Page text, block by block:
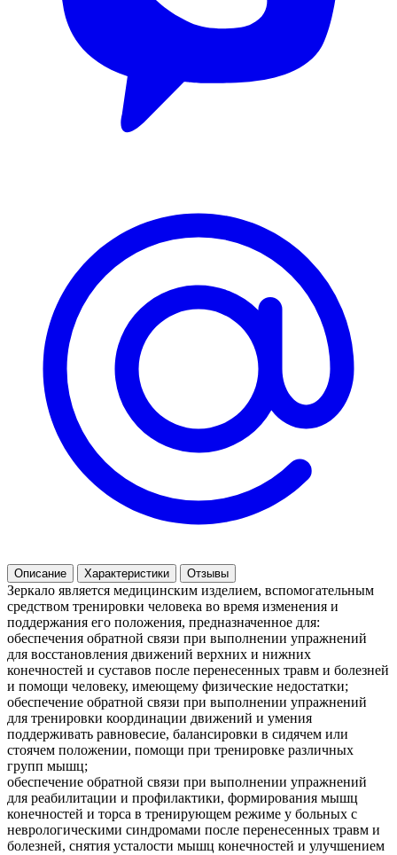
Описание Характеристики Отзывы
Зеркало является медицинским изделием, вспомогательным
средством тренировки человека во время изменения и
поддержания его положения, предназначенное для:
обеспечения обратной связи при выполнении упражнений
для восстановления движений верхних и нижних
конечностей и суставов после перенесенных травм и болезней
и помощи человеку, имеющему физические недостатки;
обеспечение обратной связи при выполнении упражнений
для тренировки координации движений и умения
поддерживать равновесие, балансировки в сидячем или
стоячем положении, помощи при тренировке различных
групп мышц;
обеспечение обратной связи при выполнении упражнений
для реабилитации и профилактики, формирования мышц
конечностей и торса в тренирующем режиме у больных с
неврологическими синдромами после перенесенных травм и
болезней, снятия усталости мышц конечностей и улучшением